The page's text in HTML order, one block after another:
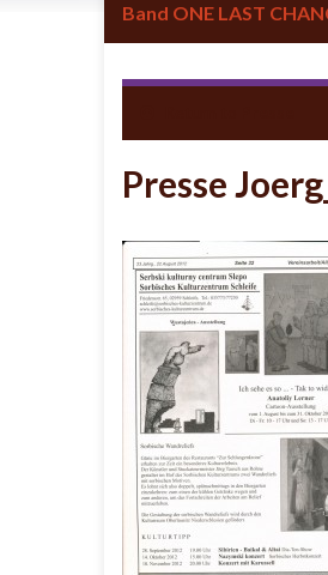
Band ONE LAST
Presse